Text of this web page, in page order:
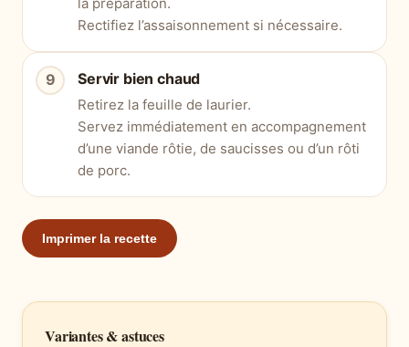
Rectifiez l’assaisonnement si nécessaire.
Servir bien chaud
Retirez la feuille de laurier.
Servez immédiatement en accompagnement
d’une viande rôtie, de saucisses ou d’un rôti
de porc.
Imprimer la recette
Variantes & astuces